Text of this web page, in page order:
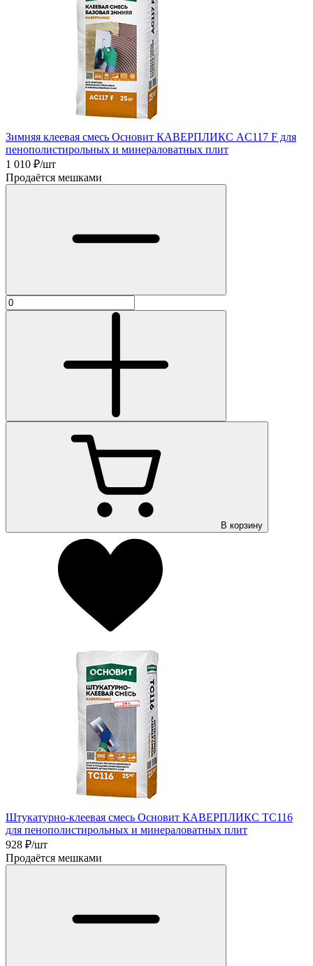
Зимняя клеевая смесь Основит КАВЕРПЛИКС АC117 F для
пенополистирольных и минераловатных плит
1 010 ₽/шт
Продаётся мешками
В корзину
Штукатурно-клеевая смесь Основит КАВЕРПЛИКС TC116
для пенополистирольных и минераловатных плит
928 ₽/шт
Продаётся мешками